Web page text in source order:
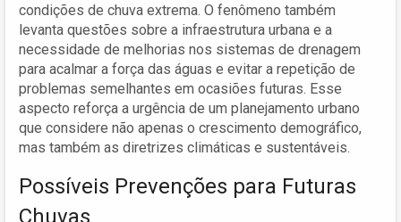
condições de chuva extrema. O fenômeno também
levanta questões sobre a infraestrutura urbana e a
necessidade de melhorias nos sistemas de drenagem
para acalmar a força das águas e evitar a repetição de
problemas semelhantes em ocasiões futuras. Esse
aspecto reforça a urgência de um planejamento urbano
que considere não apenas o crescimento demográfico,
mas também as diretrizes climáticas e sustentáveis.
Possíveis Prevenções para Futuras
Chuvas